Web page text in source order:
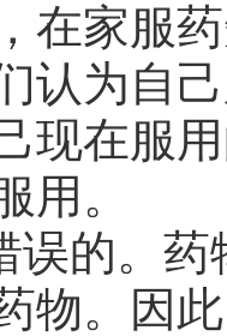
在家服
认为自
现在服
用。
误的。
物。因